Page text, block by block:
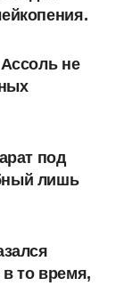
не
под
лишь
то время,